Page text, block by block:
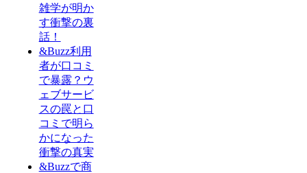
雑学が明か
す衝撃の裏
話！
&Buzz利用
者が口コミ
で暴露？ウ
ェブサービ
スの罠と口
コミで明ら
かになった
衝撃の真実
&Buzzで商